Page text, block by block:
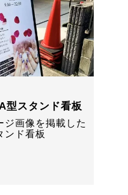
型スタンド看板
ジ画像を掲載した
ンド看板